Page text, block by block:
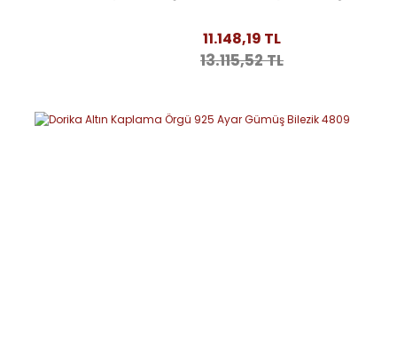
11.148,19 TL
13.115,52 TL